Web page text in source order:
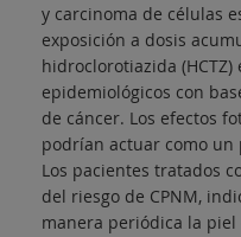
y carcinoma de células
exposición a dosis
hidroclorotiazida (HCTZ)
epidemiológicos con
de cáncer. Los efectos
podrían actuar como un
Los pacientes tratados
del riesgo de CPNM,
manera periódica la